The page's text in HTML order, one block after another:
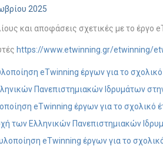
2025
και αποφάσεις σχετικές με το έργο
https://www.etwinning.gr/etwinning/
eTwinning έργων για το
Πανεπιστημιακών Ιδρυμάτων
eTwinning έργων για το σχολικό
των Ελληνικών Πανεπιστημιακών
eTwinning έργων για το